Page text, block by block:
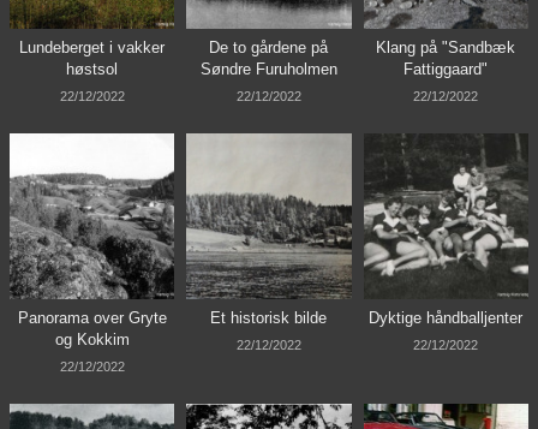
Lundeberget i vakker
høstsol
22/12/2022
De to gårdene på
Søndre Furuholmen
22/12/2022
Klang på "Sandbæk
Fattiggaard"
22/12/2022
Panorama over Gryte
og Kokkim
22/12/2022
Et historisk bilde
22/12/2022
Dyktige håndballjenter
22/12/2022